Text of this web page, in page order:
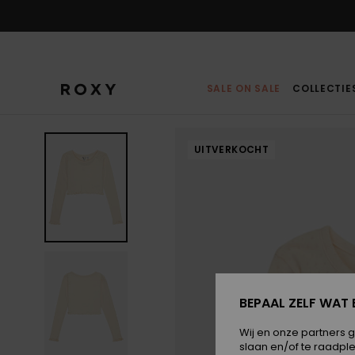
SALE ON SALE
UITVERKOCHT
BEPAAL ZELF WAT
Wij en onze partners
slaan en/of te